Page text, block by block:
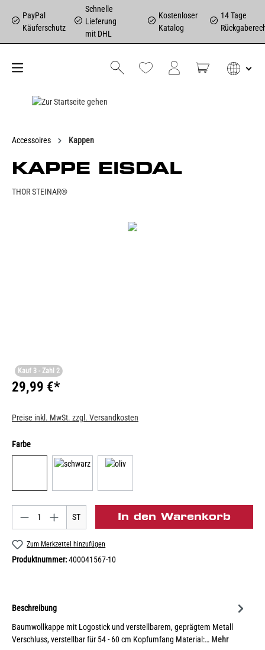
PayPal
Käuferschutz
Schnelle
Lieferung
mit DHL
Kostenloser
Katalog
14 Tage
Accessoires Kappen
KAPPE EISDAL
THOR STEINAR®
Kauf 3 - Zahl 2
29,99 €*
Preise inkl. MwSt. zzgl. Versandkosten
Farbe
ST In den Warenkorb
Zum Merkzettel hinzufügen
Produktnummer:400041567-10
Beschreibung
Baumwollkappe mit Logostick und verstellbarem, geprägtem Metall
Verschluss, verstellbar für 54 - 60 cm Kopfumfang Material:… Mehr